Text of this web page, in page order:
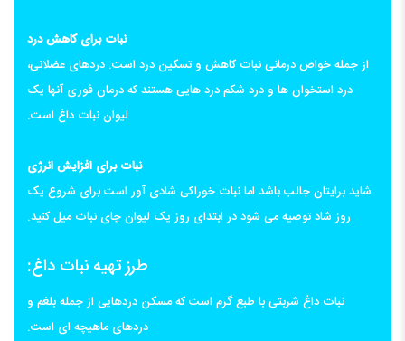
نبات برای کاهش درد
از جمله خواص درمانی نبات کاهش و تسکین درد است. دردهای عضلانی،
درد استخوان ها و درد شکم درد هایی هستند که درمان فوری آنها یک
لیوان نبات داغ است.
نبات برای افزایش انرژی
شاید برایتان جالب باشد اما نبات خوراکی شادی آور است برای شروع یک
روز شاد توصیه می شود در ابتدای روز یک لیوان چای نبات میل کنید.
طرز تهیه نبات داغ:
نبات داغ شربتی با طبع گرم است که مسکن دردهایی از جمله بلغم و
دردهای ماهیچه ای است.